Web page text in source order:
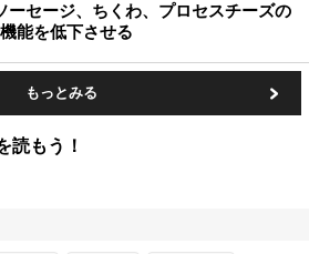
ーセージ、ちくわ、プロセスチーズの
能を低下させる
もっとみる
読もう！